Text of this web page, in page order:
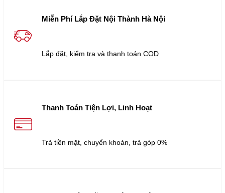
Miễn Phí Lắp Đặt Nội Thành Hà Nội
Lắp đặt, kiểm tra và thanh toán COD
Thanh Toán Tiện Lợi, Linh Hoạt
Trả tiền mặt, chuyển khoản, trả góp 0%